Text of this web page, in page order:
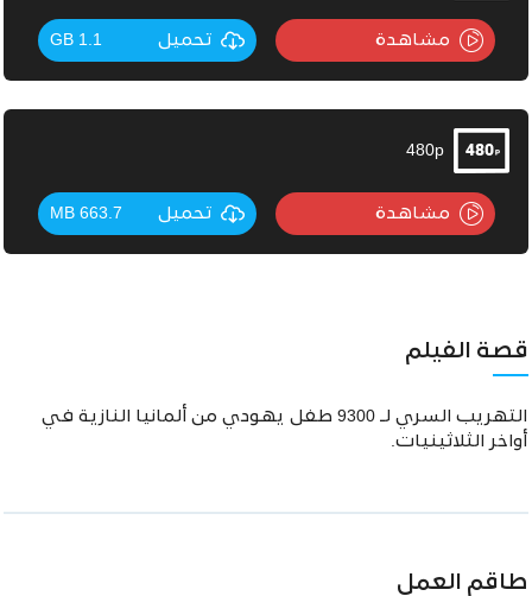
مشاهدة تحميل 1.1 GB
480p
مشاهدة تحميل 663.7 MB
قصة الفيلم
التهريب السري لـ 9300 طفل يهودي من ألمانيا النازية في
أواخر الثلاثينيات.
طاقم العمل